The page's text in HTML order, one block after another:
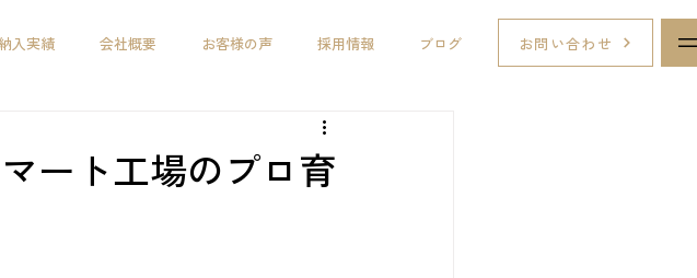
納入実績 会社概要 お客様の声 採用情報 ブログ お問い合わせ
ート工場のプロ育